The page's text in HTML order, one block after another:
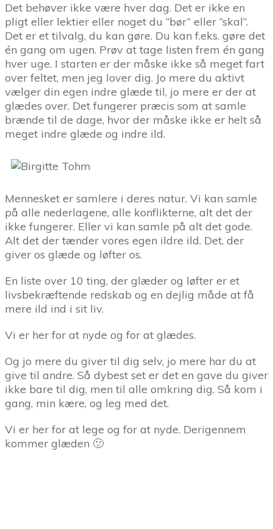
Det behøver ikke være hver dag. Det er ikke en
pligt eller lektier eller noget du “bør” eller “skal”.
Det er et tilvalg, du kan gøre. Du kan f.eks. gøre det
én gang om ugen. Prøv at tage listen frem én gang
hver uge. I starten er der måske ikke så meget fart
over feltet, men jeg lover dig. Jo mere du aktivt
vælger din egen indre glæde til, jo mere er der at
glædes over. Det fungerer præcis som at samle
brænde til de dage, hvor der måske ikke er helt så
meget indre glæde og indre ild.
Mennesket er samlere i deres natur. Vi kan samle
på alle nederlagene, alle konflikterne, alt det der
ikke fungerer. Eller vi kan samle på alt det gode.
Alt det der tænder vores egen ildre ild. Det, der
giver os glæde og løfter os.
En liste over 10 ting, der glæder og løfter er et
livsbekræftende redskab og en dejlig måde at få
mere ild ind i sit liv.
Vi er her for at nyde og for at glædes.
Og jo mere du giver til dig selv, jo mere har du at
give til andre. Så dybest set er det en gave du giver
ikke bare til dig, men til alle omkring dig. Så kom i
gang, min kære, og leg med det.
Vi er her for at lege og for at nyde. Derigennem
kommer glæden 🙂